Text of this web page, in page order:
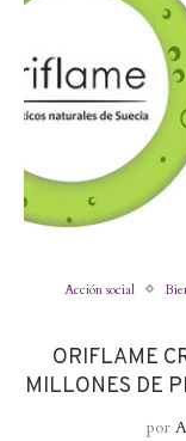
Acción social
ORIFLAME
MILLONES DE
por